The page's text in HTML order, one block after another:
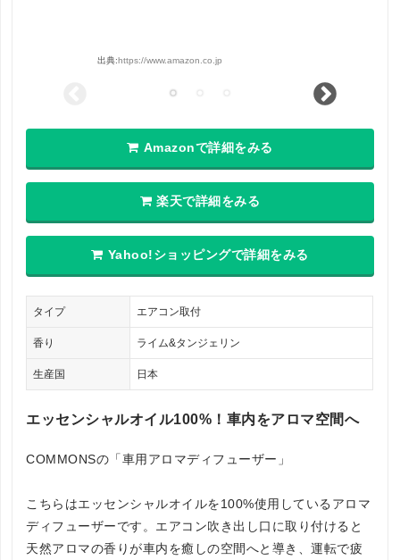
出典: https://www.amazon.co.jp
Amazonで詳細をみる
楽天で詳細をみる
Yahoo!ショッピングで詳細をみる
タイプ エアコン取付
香り ライム&タンジェリン
生産国 日本
エッセンシャルオイル100%！車内をアロマ空間へ
COMMONSの「車用アロマディフューザー」
こちらはエッセンシャルオイルを100%使用しているアロマ
ディフューザーです。エアコン吹き出し口に取り付けると
天然アロマの香りが車内を癒しの空間へと導き、運転で疲